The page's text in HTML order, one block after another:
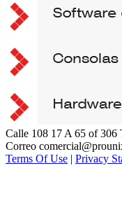
Calle 108 17 A 65 of 306
Correo
Terms Of Use | Privacy